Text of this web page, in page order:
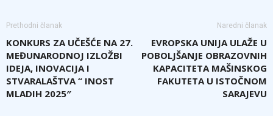
Prethodni članak
KONKURS ZA UČEŠĆE NA 27.
MEĐUNARODNOJ IZLOŽBI
IDEJA, INOVACIJA I
STVARALAŠTVA “ INOST
MLADIH 2025″
Naredni članak
EVROPSKA UNIJA ULAŽE U
POBOLJŠANJE OBRAZOVNIH
KAPACITETA MAŠINSKOG
FAKUTETA U ISTOČNOM
SARAJEVU